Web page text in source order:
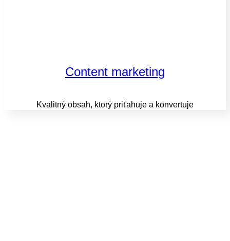
Content marketing
Kvalitný obsah, ktorý priťahuje a konvertuje